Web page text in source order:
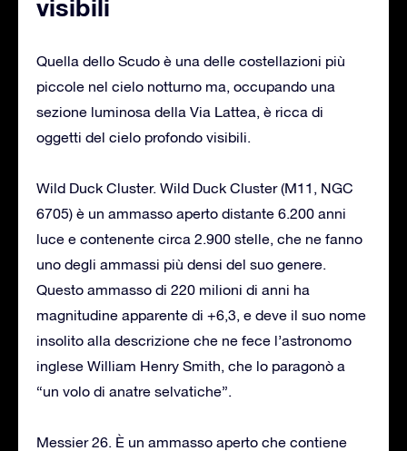
visibili
Quella dello Scudo è una delle costellazioni più
piccole nel cielo notturno ma, occupando una
sezione luminosa della Via Lattea, è ricca di
oggetti del cielo profondo visibili.
Wild Duck Cluster. Wild Duck Cluster (M11, NGC
6705) è un ammasso aperto distante 6.200 anni
luce e contenente circa 2.900 stelle, che ne fanno
uno degli ammassi più densi del suo genere.
Questo ammasso di 220 milioni di anni ha
magnitudine apparente di +6,3, e deve il suo nome
insolito alla descrizione che ne fece l’astronomo
inglese William Henry Smith, che lo paragonò a
“un volo di anatre selvatiche”.
Messier 26. È un ammasso aperto che contiene